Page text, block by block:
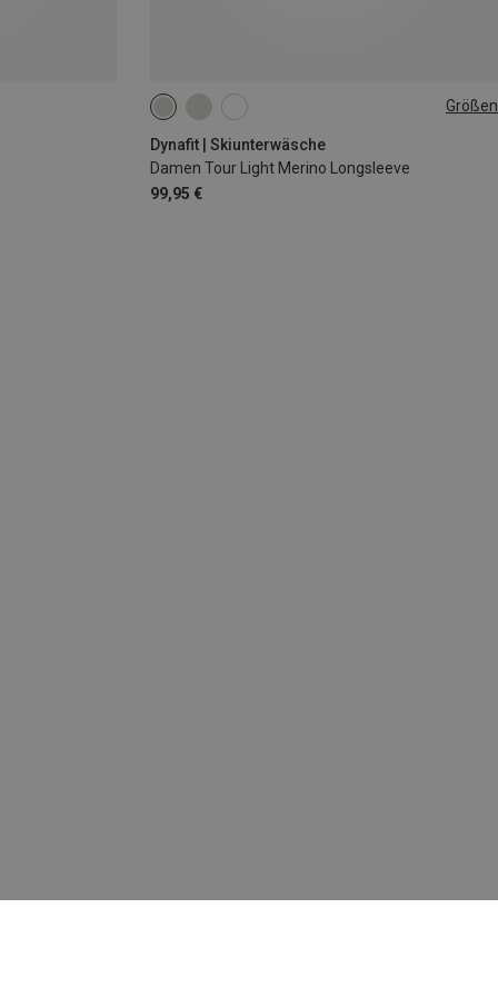
Größen
Dynafit | Skiunterwäsche
Damen Tour Light Merino Longsleeve
99,95 €
XS S M